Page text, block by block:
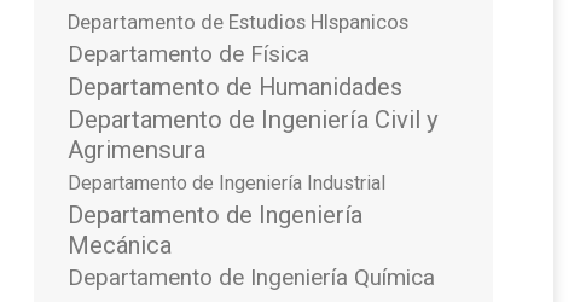
Departamento de Estudios HIspanicos
Departamento de Física
Departamento de Humanidades
Departamento de Ingeniería Civil y
Agrimensura
Departamento de Ingeniería Industrial
Departamento de Ingeniería
Mecánica
Departamento de Ingeniería Química